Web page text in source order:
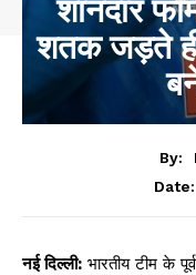
शानदार
शतक जड़ते
By:
Date:
नई दिल्ली: भारतीय टीम के